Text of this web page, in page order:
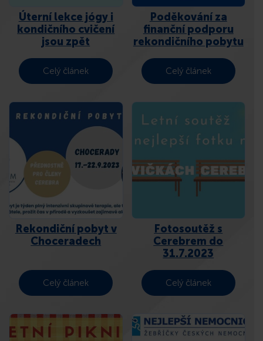
Úterní lekce jógy i
kondičního cvičení
jsou zpět
Celý článek
Poděkování za
finanční podporu
rekondičního pobytu
Celý článek
Rekondiční pobyt v
Choceradech
Celý článek
Fotosoutěž s
Cerebrem do
31.7.2023
Celý článek